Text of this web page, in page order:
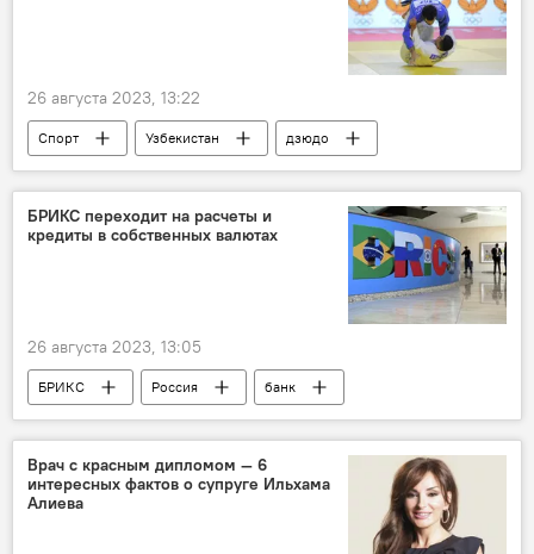
26 августа 2023, 13:22
Спорт Узбекистан
дзюдо
Нигина Сапарбаева
Азамат Аблакулов
Хорватия
чемпионат
чемпионат мира
медали бронза
БРИКС переходит на расчеты и
кредиты в собственных валютах
26 августа 2023, 13:05
БРИКС Россия
банк
валюта
саммит ВВП
Врач с красным дипломом — 6
интересных фактов о супруге Ильхама
Алиева